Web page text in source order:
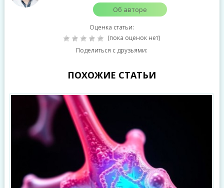
Об авторе
Оценка статьи:
(пока оценок нет)
Поделиться с друзьями:
ПОХОЖИЕ СТАТЬИ